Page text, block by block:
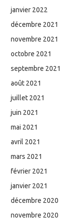
janvier 2022
décembre 2021
novembre 2021
octobre 2021
septembre 2021
août 2021
juillet 2021
juin 2021
mai 2021
avril 2021
mars 2021
février 2021
janvier 2021
décembre 2020
novembre 2020